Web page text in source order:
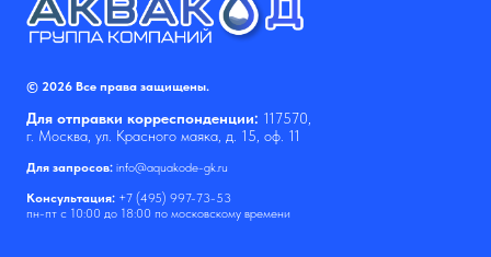
© 2026 Все права защищены.
Для отправки корреспонденции: 117570,
г. Москва, ул. Красного маяка, д. 15, оф. 11
Для запросов: info@aquakode-gk.ru
Консультация: +7 (495) 997-73-53
пн-пт с 10:00 до 18:00 по московскому времени